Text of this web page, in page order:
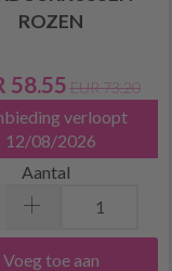
ROZEN
58.55 EUR 73.20
verloopt
12/08/2026
Aantal
Voeg toe aan